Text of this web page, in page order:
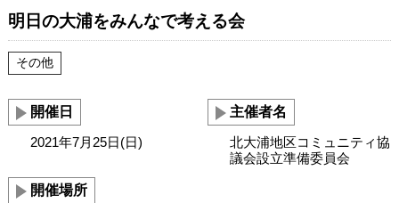
明日の大浦をみんなで考える会
その他
開催日
2021年7月25日(日)
開催場所
主催者名
北大浦地区コミュニティ協
議会設立準備委員会